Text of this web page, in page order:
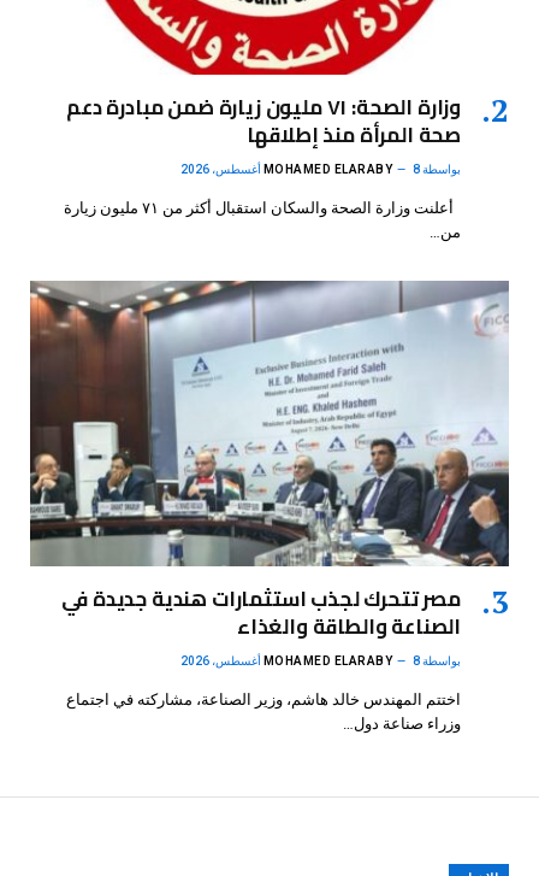
وزارة الصحة: ٧١ مليون زيارة ضمن مبادرة دعم
صحة المرأة منذ إطلاقها
بواسطة MOHAMED ELARABY 8 أغسطس، 2026
أعلنت وزارة الصحة والسكان استقبال أكثر من ٧١ مليون زيارة
من…
مصر تتحرك لجذب استثمارات هندية جديدة في
الصناعة والطاقة والغذاء
بواسطة MOHAMED ELARABY 8 أغسطس، 2026
اختتم المهندس خالد هاشم، وزير الصناعة، مشاركته في اجتماع
وزراء صناعة دول…